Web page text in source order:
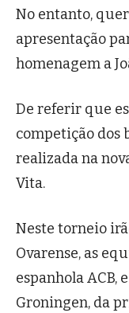
No entanto,
apresentação
homenagem a
De referir que
competição dos
realizada na
Vita.
Neste torneio
Ovarense, as
espanhola ACB,
Groningen, da